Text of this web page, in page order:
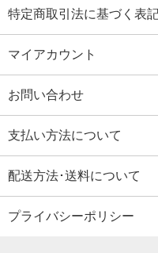
特定商取引法に基づく表
マイアカウント
お問い合わせ
支払い方法について
配送方法･送料について
プライバシーポリシー